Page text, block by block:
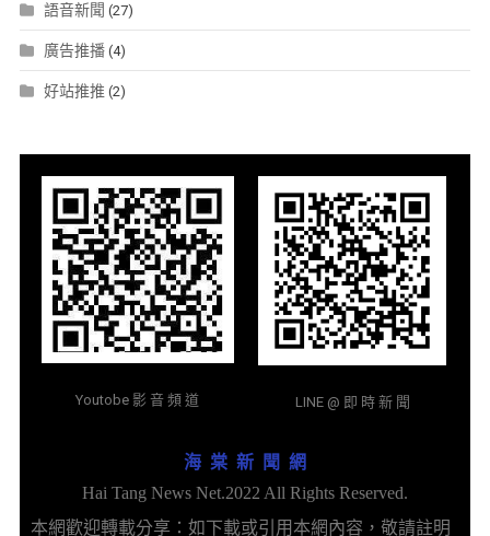
語音新聞 (27)
廣告推播(4)
好站推推 (2)
Youtobe 影 音 頻 道 LINE @ 即 時 新 聞
海 棠 新 聞 網
Hai Tang News Net.2022 All Rights Reserved.
本網歡迎轉載分享：如下載或引用本網內容，敬請註明